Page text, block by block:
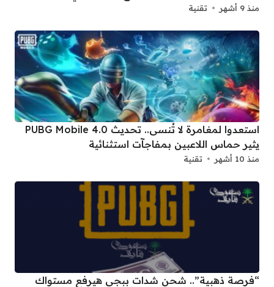
منذ 9 أشهر تقنية
استعدوا لمغامرة لا تُنسى.. تحديث PUBG Mobile 4.0
يثير حماس اللاعبين بمفاجآت استثنائية
منذ 10 أشهر تقنية
“فرصة ذهبية”.. شحن شدات ببجي هيرفع مستواك